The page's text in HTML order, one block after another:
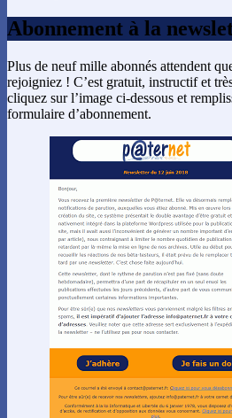
Abonnement à la
Plus de neuf mille abonnés attendent
rejoigniez ! C’est gratuit, instructif et
cliquez sur l’image ci-dessous et
formulaire d’abonnement.